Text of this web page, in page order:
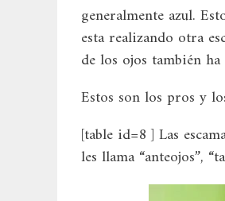
generalmente azul.
esta realizando otra
de los ojos también
Estos son los pros y
[table id=8 ] Las
les llama “anteojos”,